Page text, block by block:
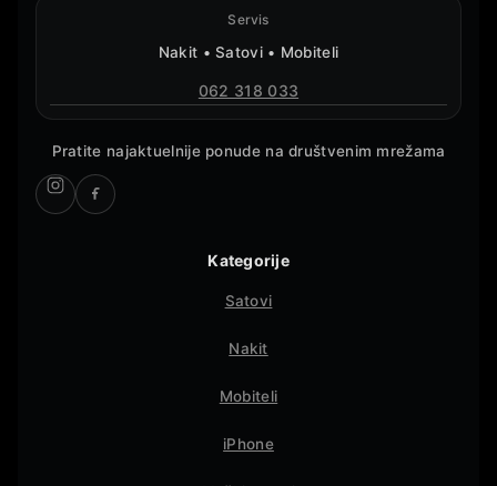
Servis
Nakit • Satovi • Mobiteli
062 318 033
Pratite najaktuelnije ponude na društvenim mrežama
Kategorije
Satovi
Nakit
Mobiteli
iPhone